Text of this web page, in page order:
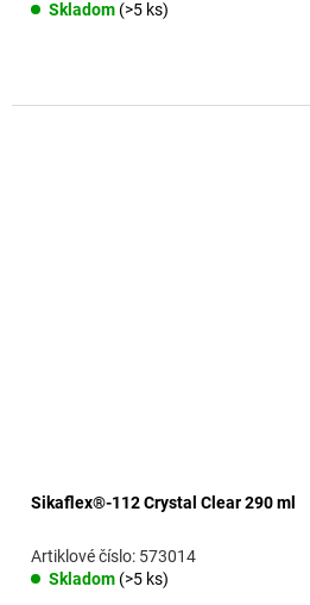
Skladom (>5 ks)
Sikaflex®-112 Crystal Clear 290 ml
Skladom (>5 ks)
573014